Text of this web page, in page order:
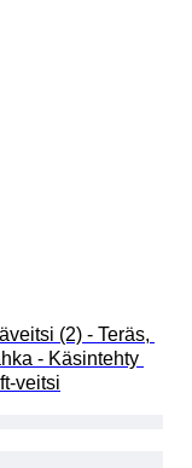
(2) - Teräs,
- Käsintehty
veitsi